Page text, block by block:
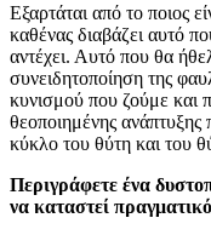
Εξαρτάται από το ποιος
καθένας διαβάζει αυτό
αντέχει. Αυτό που θα
συνειδητοποίηση της
κυνισμού που ζούμε και
θεοποιημένης ανάπτυξης
κύκλο του θύτη και του
Περιγράφετε ένα
να καταστεί